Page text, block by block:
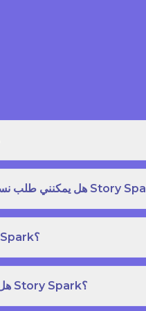
من ينشئ كتب قصص في مكتبة مجتمع Story Spark؟
هل يمكنني إنشاء ونشر كتاب قصص خاص بي على Story Spark؟